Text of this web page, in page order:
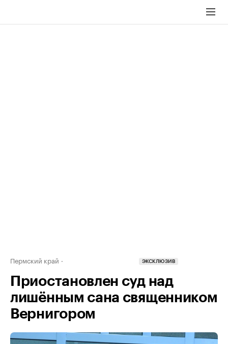
Пермский край ЭКСКЛЮЗИВ
Приостановлен суд над
лишённым сана священником
Вернигором